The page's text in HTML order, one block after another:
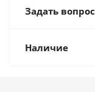
Задать вопрос
Наличие